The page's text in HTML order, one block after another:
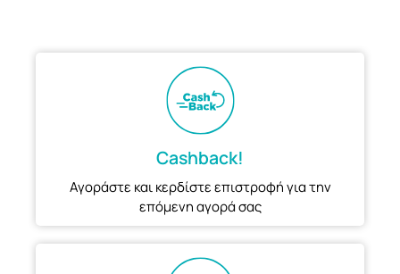
Cashback!
Αγοράστε και κερδίστε επιστροφή για την
επόμενη αγορά σας